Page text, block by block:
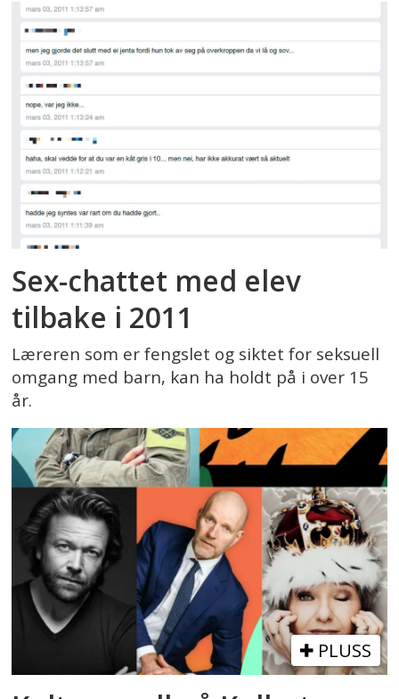
Sex-chattet med elev
tilbake i 2011
Læreren som er fengslet og siktet for seksuell
omgang med barn, kan ha holdt på i over 15
år.
PLUSS